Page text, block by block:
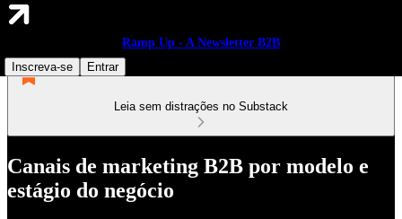
Ramp Up - A Newsletter B2B
Inscreva-se
Entrar
Leia sem distrações no Substack
Canais de marketing B2B por modelo e
estágio do negócio